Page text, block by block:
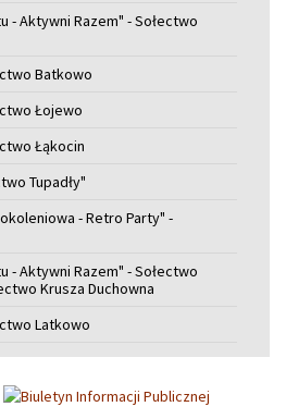
- Aktywni Razem" - Sołectwo
Batkowo
Łojewo
Łąkocin
Tupadły"
- Retro Party" -
- Aktywni Razem" - Sołectwo
Krusza Duchowna
Latkowo